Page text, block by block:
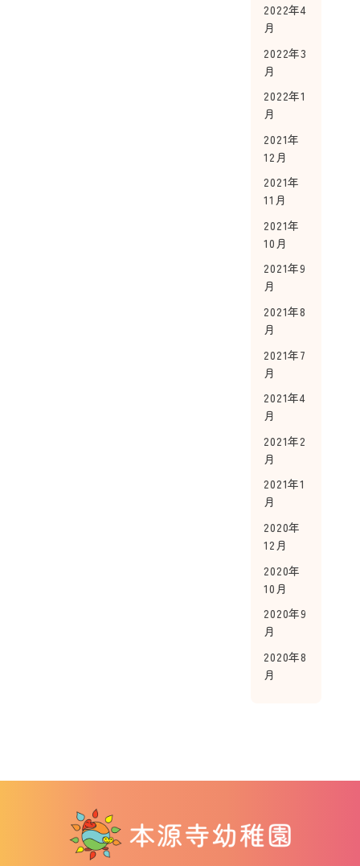
2022年4
月
2022年3
月
2022年1
月
2021年
12月
2021年
11月
2021年
10月
2021年9
月
2021年8
月
2021年7
月
2021年4
月
2021年2
月
2021年1
月
2020年
12月
2020年
10月
2020年9
月
2020年8
月